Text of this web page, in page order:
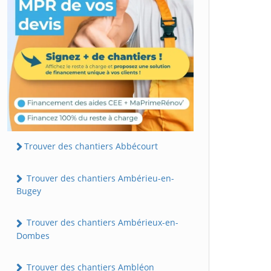
Trouver des chantiers Abbécourt
Trouver des chantiers Ambérieu-en-
Bugey
Trouver des chantiers Ambérieux-en-
Dombes
Trouver des chantiers Ambléon